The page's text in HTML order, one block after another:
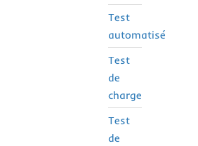
Test
automatisé
Test
de
charge
Test
de